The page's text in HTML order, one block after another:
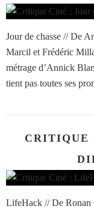
Jour de chasse // De
Marcil et Frédéric
métrage d’Annick
tient pas toutes ses
CRITIQUE
LifeHack // De Ronan